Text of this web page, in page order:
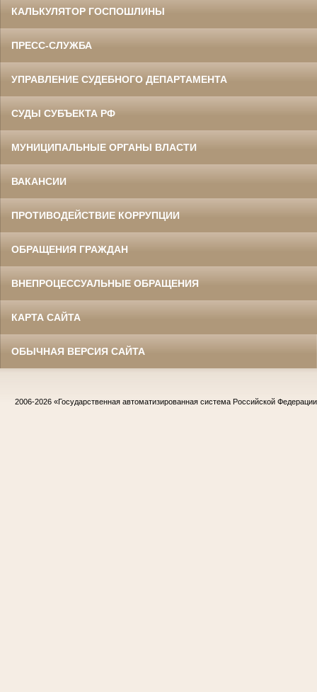
КАЛЬКУЛЯТОР ГОСПОШЛИНЫ
ПРЕСС-СЛУЖБА
УПРАВЛЕНИЕ СУДЕБНОГО ДЕПАРТАМЕНТА
СУДЫ СУБЪЕКТА РФ
МУНИЦИПАЛЬНЫЕ ОРГАНЫ ВЛАСТИ
ВАКАНСИИ
ПРОТИВОДЕЙСТВИЕ КОРРУПЦИИ
ОБРАЩЕНИЯ ГРАЖДАН
ВНЕПРОЦЕССУАЛЬНЫЕ ОБРАЩЕНИЯ
КАРТА САЙТА
ОБЫЧНАЯ ВЕРСИЯ САЙТА
2006-2026 «Государственная автоматизированная система Российской